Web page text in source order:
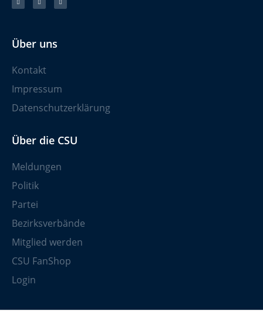
Über uns
Kontakt
Impressum
Datenschutzerklärung
Über die CSU
Meldungen
Politik
Partei
Bezirksverbände
Mitglied werden
CSU FanShop
Login